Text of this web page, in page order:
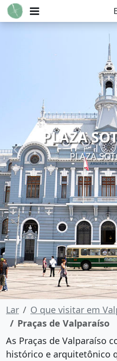
BISMARK
BISMARK
PLAZA
PLAZA
Previous
Lar
O que visitar em
Praças de Valparaíso
As Praças de Valparaíso
histórico e arquitetônico